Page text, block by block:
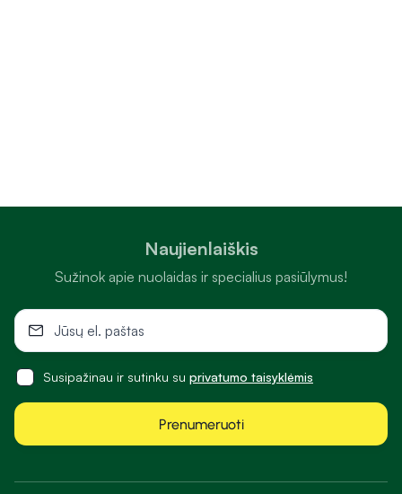
Naujienlaiškis
Sužinok apie nuolaidas ir specialius pasiūlymus!
Susipažinau ir sutinku su privatumo taisyklėmis
Prenumeruoti